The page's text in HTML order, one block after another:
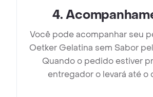
4.
Você pode acompanhar seu
Oetker Gelatina sem Sabor
Quando o pedido estiver
entregador o levará até o